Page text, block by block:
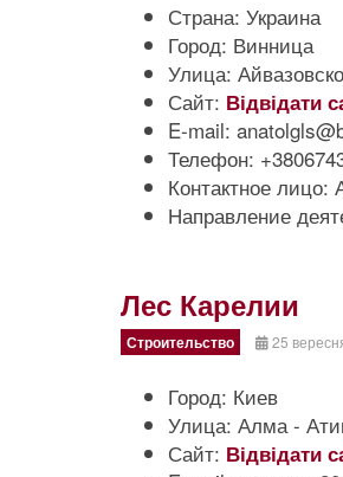
Страна: Украина
Город: Винница
Улица:
Сайт: Відвідати
E-mail:
Телефон:
Контактное лицо:
Направление
Лес Карелии
Строительство 25
Город: Киев
Улица: Алма -
Сайт: Відвідати